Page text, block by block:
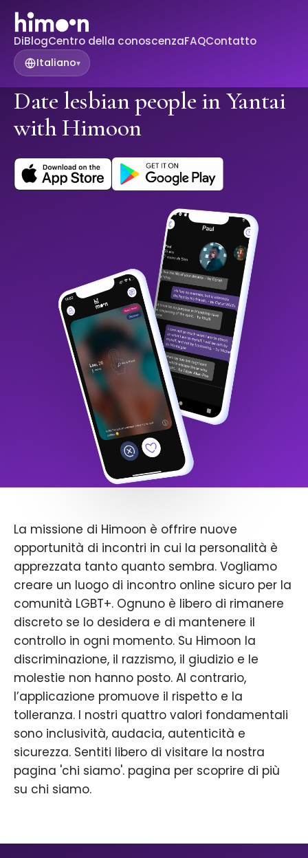
DiBlogCentro della conoscenzaFAQContatto
Italiano▾
Date lesbian people in Yantai
with Himoon
La missione di Himoon è offrire nuove
opportunità di incontri in cui la personalità è
apprezzata tanto quanto sembra. Vogliamo
creare un luogo di incontro online sicuro per la
comunità LGBT+. Ognuno è libero di rimanere
discreto se lo desidera e di mantenere il
controllo in ogni momento. Su Himoon la
discriminazione, il razzismo, il giudizio e le
molestie non hanno posto. Al contrario,
l’applicazione promuove il rispetto e la
tolleranza. I nostri quattro valori fondamentali
sono inclusività, audacia, autenticità e
sicurezza. Sentiti libero di visitare la nostra
pagina 'chi siamo'. pagina per scoprire di più
su chi siamo.